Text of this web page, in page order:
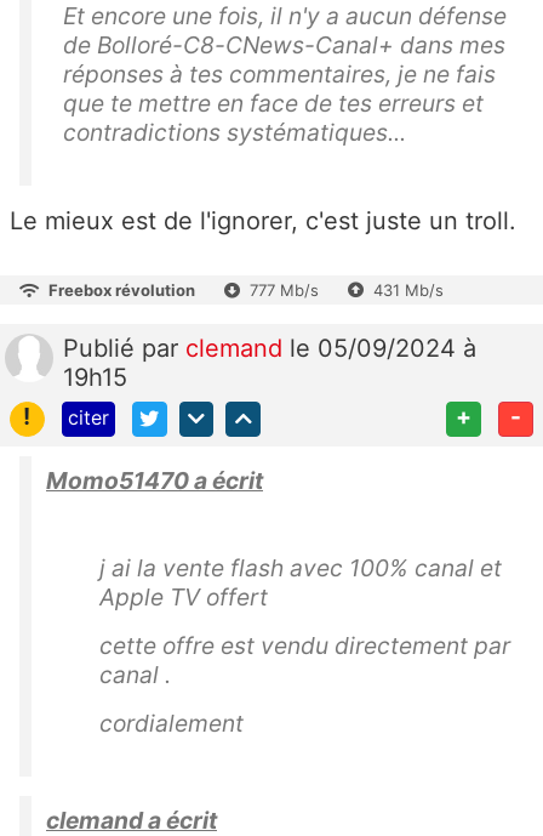
Et encore une fois, il n'y a aucun défense
de Bolloré-C8-CNews-Canal+ dans mes
réponses à tes commentaires, je ne fais
que te mettre en face de tes erreurs et
contradictions systématiques...
Le mieux est de l'ignorer, c'est juste un troll.
Freebox révolution 777 Mb/s 431 Mb/s
Publié par clemand le 05/09/2024 à
19h15
!
citer + -
Momo51470 a écrit
j ai la vente flash avec 100% canal et
Apple TV offert
cette offre est vendu directement par
canal .
cordialement
clemand a écrit